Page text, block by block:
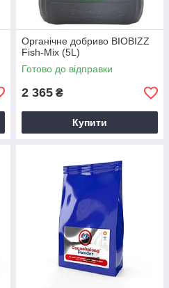
Органічне добриво BIOBIZZ
Fish-Mix (5L)
Готово до відправки
2 365 ₴
Купити